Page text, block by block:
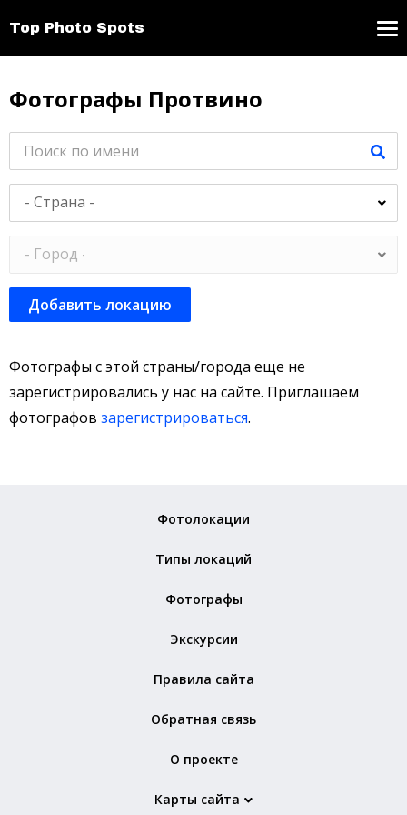
Top Photo Spots
Фотографы Протвино
Добавить локацию
Фотографы с этой страны/города еще не
зарегистрировались у нас на сайте. Приглашаем
фотографов зарегистрироваться.
Фотолокации
Типы локаций
Фотографы
Экскурсии
Правила сайта
Обратная связь
О проекте
Карты сайта